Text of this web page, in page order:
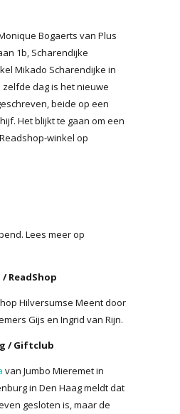
Bogaerts van Plus
1b, Scharendijke
Mikado Scharendijke in
zelfde dag is het nieuwe
beide op een
Het blijkt te gaan om een
winkel op
Lees meer op
ReadShop
Hilversumse Meent door
Gijs en Ingrid van Rijn.
/ Giftclub
van Jumbo Mieremet in
in Den Haag meldt dat
gesloten is, maar de